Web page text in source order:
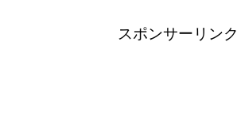
スポンサーリンク